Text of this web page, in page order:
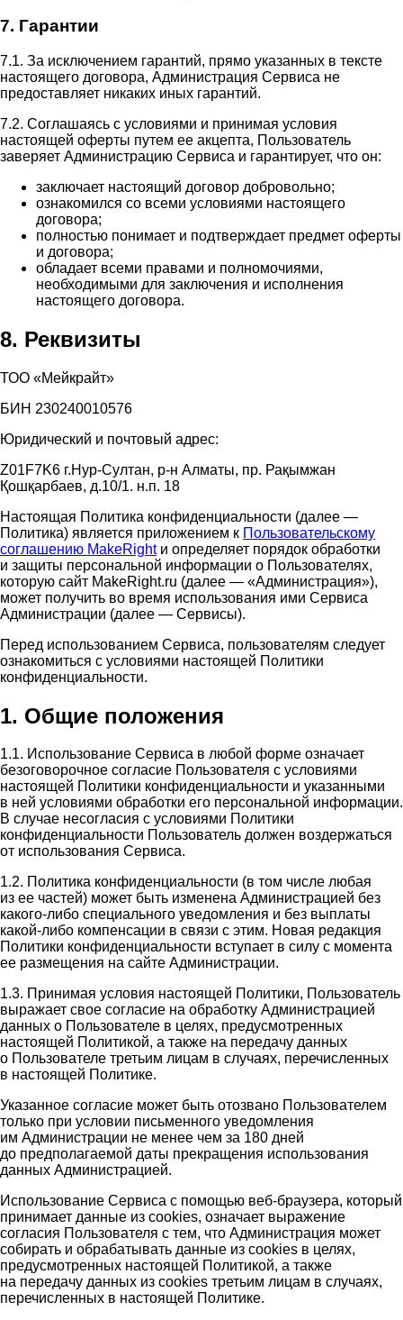
7. Гарантии
7.1. За исключением гарантий, прямо указанных в тексте
настоящего договора, Администрация Сервиса не
предоставляет никаких иных гарантий.
7.2. Соглашаясь с условиями и принимая условия
настоящей оферты путем ее акцепта, Пользователь
заверяет Администрацию Сервиса и гарантирует, что он:
заключает настоящий договор добровольно;
ознакомился со всеми условиями настоящего
договора;
полностью понимает и подтверждает предмет оферты
и договора;
обладает всеми правами и полномочиями,
необходимыми для заключения и исполнения
настоящего договора.
8. Реквизиты
ТОО «Мейкрайт»
БИН 230240010576
Юридический и почтовый адрес:
Z01F7K6 г.Нур-Султан, р-н Алматы, пр. Рақымжан
Қошқарбаев, д.10/1. н.п. 18
Настоящая Политика конфиденциальности (далее —
Политика) является приложением к Пользовательскому
соглашению MakeRightи определяет порядок обработки
и защиты персональной информации о Пользователях,
которую сайт MakeRight.ru (далее — «Администрация»),
может получить во время использования ими Cервиса
Администрации (далее — Сервисы).
Перед использованием Сервиса, пользователям следует
ознакомиться с условиями настоящей Политики
конфиденциальности.
1. Общие положения
1.1. Использование Сервиса в любой форме означает
безоговорочное согласие Пользователя с условиями
настоящей Политики конфиденциальности и указанными
в ней условиями обработки его персональной информации.
В случае несогласия с условиями Политики
конфиденциальности Пользователь должен воздержаться
от использования Сервиса.
1.2. Политика конфиденциальности (в том числе любая
из ее частей) может быть изменена Администрацией без
какого-либо специального уведомления и без выплаты
какой-либо компенсации в связи с этим. Новая редакция
Политики конфиденциальности вступает в силу с момента
ее размещения на сайте Администрации.
1.3. Принимая условия настоящей Политики, Пользователь
выражает свое согласие на обработку Администрацией
данных о Пользователе в целях, предусмотренных
настоящей Политикой, а также на передачу данных
о Пользователе третьим лицам в случаях, перечисленных
в настоящей Политике.
Указанное согласие может быть отозвано Пользователем
только при условии письменного уведомления
им Администрации не менее чем за 180 дней
до предполагаемой даты прекращения использования
данных Администрацией.
Использование Сервиса с помощью веб-браузера, который
принимает данные из cookies, означает выражение
согласия Пользователя с тем, что Администрация может
собирать и обрабатывать данные из cookies в целях,
предусмотренных настоящей Политикой, а также
на передачу данных из cookies третьим лицам в случаях,
перечисленных в настоящей Политике.